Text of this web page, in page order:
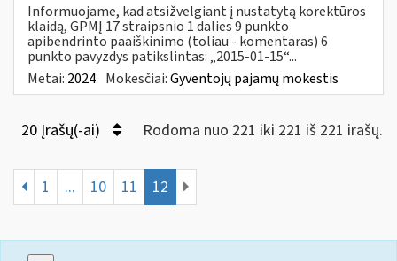
Informuojame, kad atsižvelgiant į nustatytą korektūros
klaidą, GPMĮ 17 straipsnio 1 dalies 9 punkto
apibendrinto paaiškinimo (toliau - komentaras) 6
punkto pavyzdys patikslintas: „2015-01-15“...
Metai: 2024 Mokesčiai:Gyventojų pajamų mokestis
20 Įrašų(-ai) Rodoma nuo 221 iki 221 iš 221 irašų.
1 ... 10 11 12